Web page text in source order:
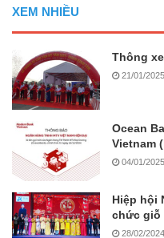
XEM NHIỀU
Thông
21/01/2025
Ocean
Vietnam
04/01/2025
Hiệp hội
chức giỗ
28/02/2024